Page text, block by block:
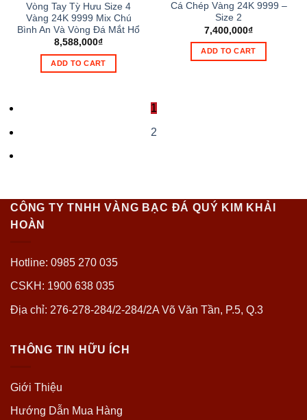
Vòng Tay Tỳ Hưu Size 4
Vàng 24K 9999 Mix Chú
Bình An Và Vòng Đá Mắt Hổ
8,588,000₫
ADD TO CART
Cá Chép Vàng 24K 9999 –
Size 2
7,400,000₫
ADD TO CART
1
2
CÔNG TY TNHH VÀNG BẠC ĐÁ QUÝ KIM KHẢI
HOÀN
Hotline: 0985 270 035
CSKH: 1900 638 035
Địa chỉ: 276-278-284/2-284/2A Võ Văn Tần, P.5, Q.3
THÔNG TIN HỮU ÍCH
Giới Thiệu
Hướng Dẫn Mua Hàng